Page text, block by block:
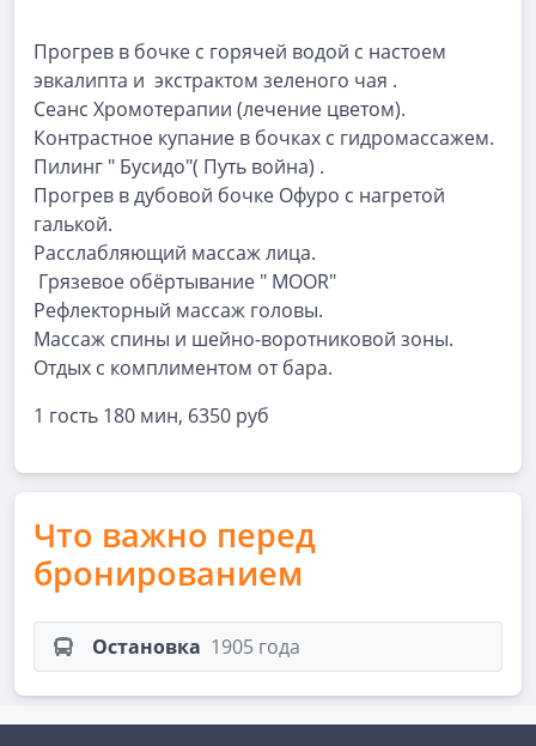
Прогрев в бочке с горячей водой с настоем
эвкалипта и экстрактом зеленого чая .
Сеанс Хромотерапии (лечение цветом).
Контрастное купание в бочках с гидромассажем.
Пилинг " Бусидо"( Путь война) .
Прогрев в дубовой бочке Офуро с нагретой
галькой.
Расслабляющий массаж лица.
Грязевое обёртывание " MOOR"
Рефлекторный массаж головы.
Массаж спины и шейно-воротниковой зоны.
Отдых с комплиментом от бара.
1 гость 180 мин, 6350 руб
Что важно перед
бронированием
Остановка 1905 года